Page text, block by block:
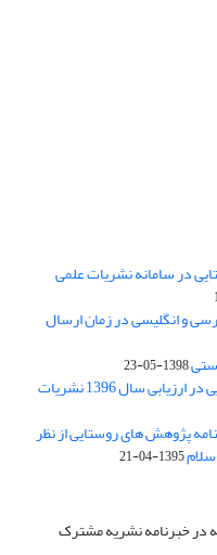
در سامانه نشریات علمی
و انگلیسی در زمان ارسال
1398-05-23
کسب رتبه A فصلنامه پژوهش های روستایی در ارزیابی سال 1396 نشریات
پژوهش های روستایی از نظر
1395-04-21
در خبرنامه نشریه مشترک